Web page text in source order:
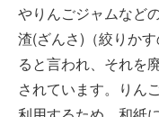
やりんごジャムなど
渣(ざんさ)（絞りか
ると言われ、それを
されています。りん